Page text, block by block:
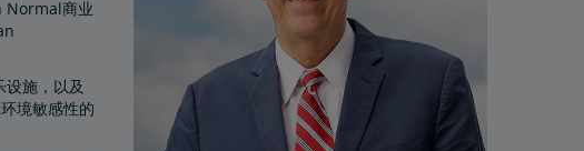
Normal商业
施，以及
境敏感性的